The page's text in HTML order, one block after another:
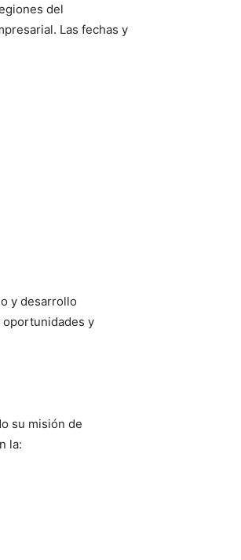
del
Las fechas y
y desarrollo
y
su misión de
la: